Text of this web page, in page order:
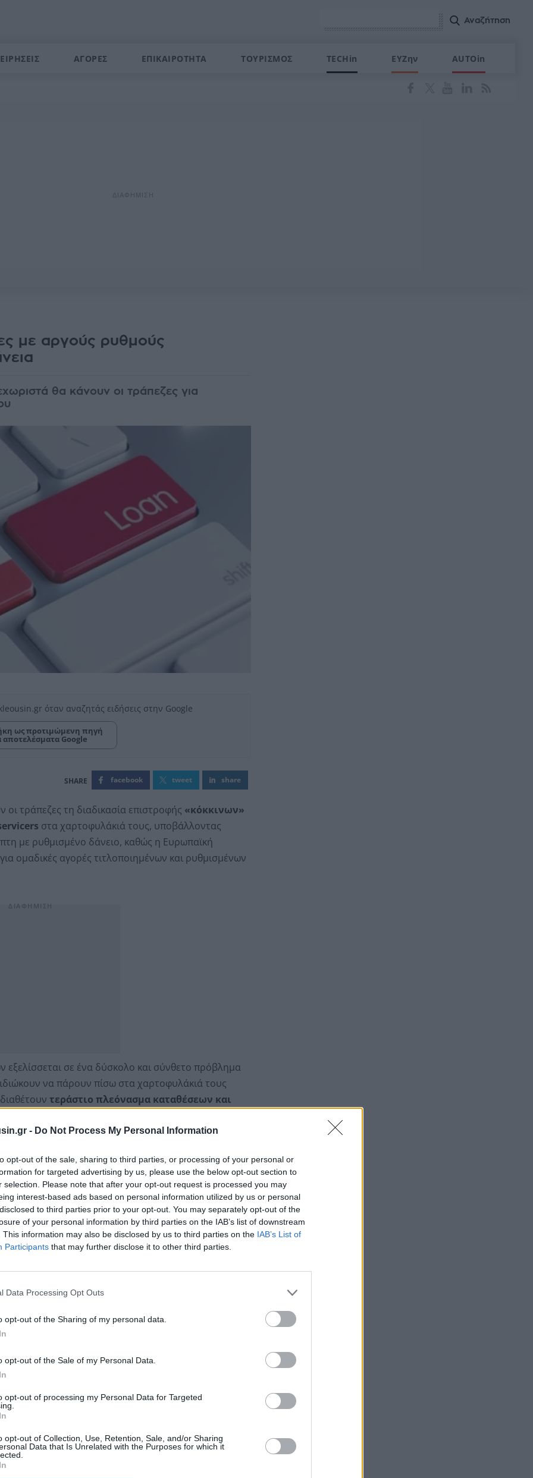
- Do Not Process My Personal Information
opt-out of the sale, sharing to third parties, or processing of your personal or
for targeted advertising by us, please use the below opt-out section to
selection. Please note that after your opt-out request is processed you may
interest-based ads based on personal information utilized by us or personal
to third parties prior to your opt-out. You may separately opt-out of the
of your personal information by third parties on the IAB’s list of downstream
This information may also be disclosed by us to third parties on the IAB’s List of
Participants that may further disclose it to other third parties.
Data Processing Opt Outs
opt-out of the Sharing of my personal data.
opt-out of the Sale of my Personal Data.
opt-out of processing my Personal Data for Targeted
opt-out of Collection, Use, Retention, Sale, and/or Sharing
Data that Is Unrelated with the Purposes for which it
ΑΓΟΡΕΣ ΕΠΙΚΑΙΡΟΤΗΤΑ ΤΟΥΡΙΣΜΟΣ TECHin ΕΥΖην AUTOin
με αργούς ρυθμούς
θα κάνουν οι τράπεζες για
όταν αναζητάς ειδήσεις στην Google
ως προτιμώμενη πηγή
αποτελέσματα Google
facebook tweet share
τράπεζες τη διαδικασία επιστροφής «κόκκινων»
στα χαρτοφυλάκιά τους, υποβάλλοντας
με ρυθμισμένο δάνειο, καθώς η Ευρωπαϊκή
ομαδικές αγορές τιτλοποιημένων και ρυθμισμένων
σε ένα δύσκολο και σύνθετο πρόβλημα
να πάρουν πίσω στα χαρτοφυλάκιά τους
τεράστιο πλεόνασμα καταθέσεων και
στο 60%, όταν ξεπερνά το 100% κατά μέσο όρο
εφαρμόζονται από τονΕνιαίο Εποπτικό Μηχανισμό
και μέχρι στιγμής δεν έχουν επιτρέψει να μεταφερθούν
ότι είναι πλέον υγιή. Σύμφωνα με τους servicers,
δισ. ευρώ και υπάρχουν ήδη σήμερα δάνεια άνω των
με κυριότερο να έχει καταγραφεί ομαλή
για τρία χρόνια.
των servicers δεν έχει αντίκρισμα, καθώς